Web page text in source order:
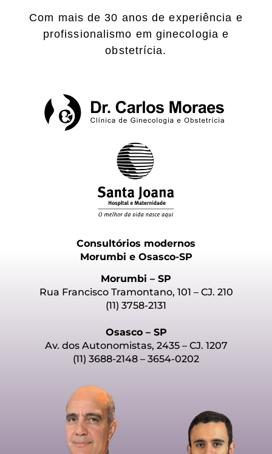
Com mais de 30 anos de experiência e
profissionalismo em ginecologia e
obstetrícia.
Consultórios modernos
Morumbi e Osasco-SP
Morumbi – SP
Rua Francisco Tramontano, 101 – CJ. 210
(11) 3758-2131
Osasco – SP
Av. dos Autonomistas, 2435 – CJ. 1207
(11) 3688-2148 – 3654-0202